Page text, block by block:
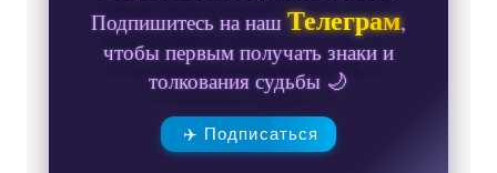
Подпишитесь на нашТелеграм,
чтобы первым получать знаки и
толкования судьбы 🌙
✈️ Подписаться